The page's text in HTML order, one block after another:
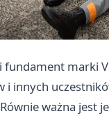
fundament marki
innych
ważna jest